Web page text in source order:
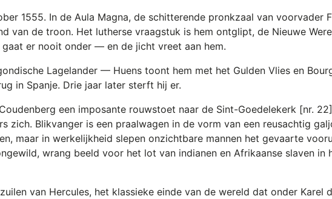
1555. In de Aula Magna, de schitterende pronkzaal van voorvader
van de troon. Het lutherse vraagstuk is hem ontglipt, de Nieuwe
er nooit onder — en de jicht vreet aan hem.
Lagelander — Huens toont hem met het Gulden Vlies en
in Spanje. Drie jaar later sterft hij er.
een imposante rouwstoet naar de Sint-Goedelekerk [nr.
zich. Blikvanger is een praalwagen in de vorm van een reusachtig
maar in werkelijkheid slepen onzichtbare mannen het gevaarte
wrang beeld voor het lot van indianen en Afrikaanse slaven in
van Hercules, het klassieke einde van de wereld dat onder Karel